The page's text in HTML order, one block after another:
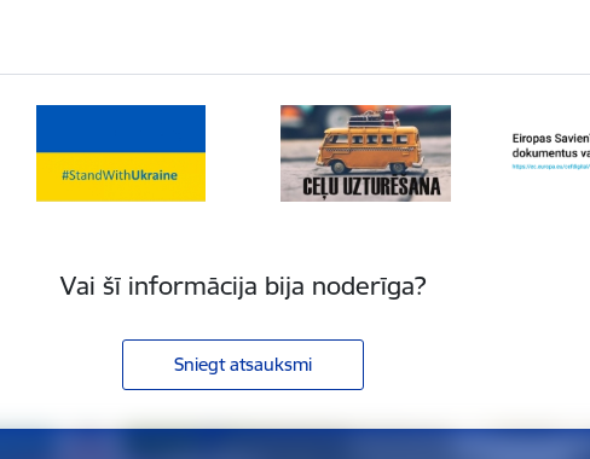
Vai šī informācija bija noderīga?
Sniegt atsauksmi